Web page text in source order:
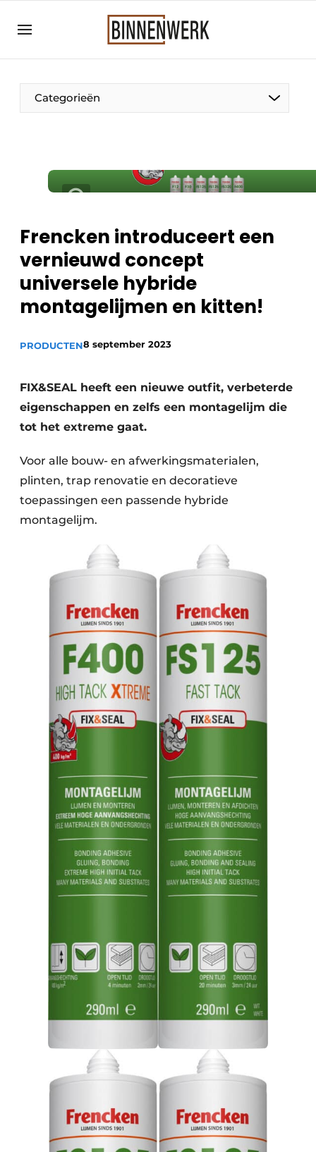
Aanmelden
Bedrijven
Binnenwerk | Hét magazine voor de
Meest gelezen
Nieuwsbrief
Privacy / Cookie statement
Vacatures
Categorieën
Frencken introduceert een
vernieuwd concept
universele hybride
montagelijmen en kitten!
PRODUCTEN8 september 2023
FIX&SEAL heeft een nieuwe outfit, verbeterde
eigenschappen en zelfs een montagelijm die
tot het extreme gaat.
Voor alle bouw- en afwerkingsmaterialen,
plinten, trap renovatie en decoratieve
toepassingen een passende hybride
montagelijm.